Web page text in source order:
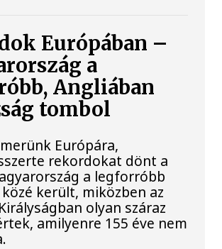
Európában –
a
Angliában
tombol
Európára,
rekordokat dönt a
a legforróbb
került, miközben az
olyan száraz
amilyenre 155 éve nem